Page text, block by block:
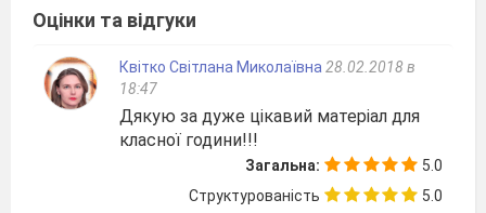
керівники в свою чергу представляють назви
нас сьогодні
працюватимуть експерти, які
будуть оцінювати роботу кожної команди.
(Вчитель представляє експертів.)
отримали листи оцінювання, в які
будуть
вклеювати такі жетони:червоний, якщо була
Оцінки та відгуки
Квітко Світлана Миколаївна 28.02.2018 в
18:47
Дякую за дуже цікавий матеріал для
класної години!!!
Загальна:
5.0
Структурованість
5.0